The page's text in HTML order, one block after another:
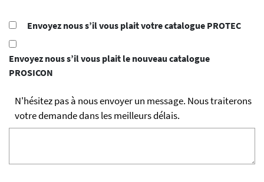
Envoyez nous s’il vous plait votre catalogue PROTEC
Envoyez nous s’il vous plait le nouveau catalogue
PROSICON
N'hésitez pas à nous envoyer un message. Nous traiterons
votre demande dans les meilleurs délais.